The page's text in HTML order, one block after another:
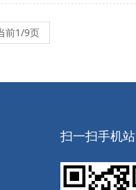
前1/9页
扫一扫手机站